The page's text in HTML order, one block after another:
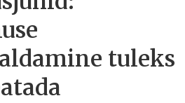
tuleks